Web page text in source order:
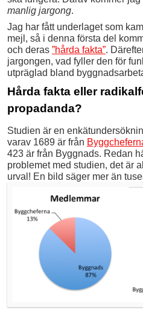
manlig jargong.
Jag har fått underlaget som
mejl, så i denna första del
och deras ”hårda fakta”.
jargongen, vad fyller den för
utpräglad bland
Hårda fakta eller
propadanda?
Studien är en
varav 1689 är från
423 är från Byggnads. Redan
problemet med studien, det är
urval! En bild säger mer än